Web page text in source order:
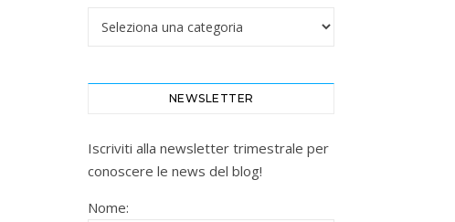
Categorie
NEWSLETTER
Iscriviti alla newsletter trimestrale per
conoscere le news del blog!
Nome: